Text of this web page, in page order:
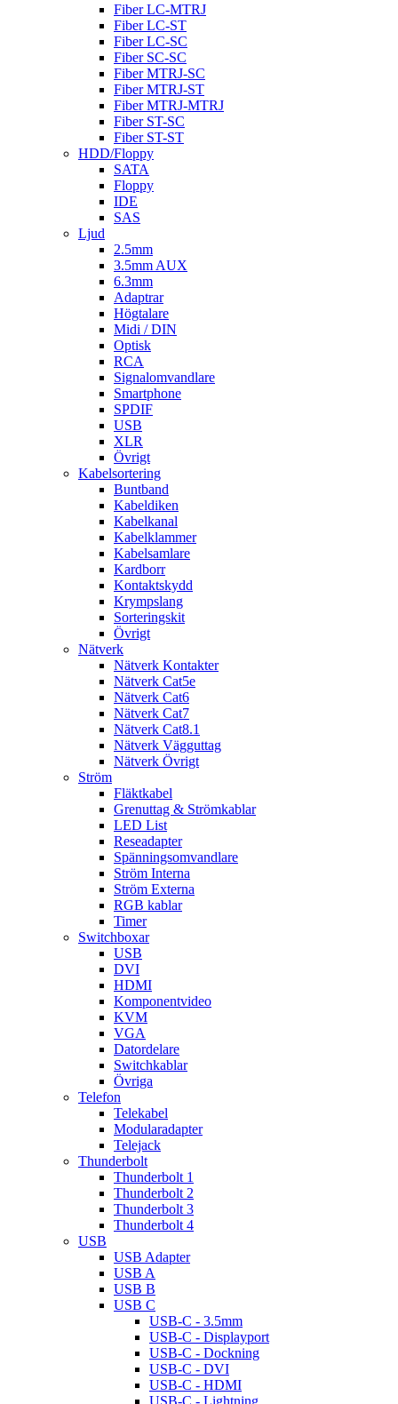
Fiber LC-MTRJ
Fiber LC-ST
Fiber LC-SC
Fiber SC-SC
Fiber MTRJ-SC
Fiber MTRJ-ST
Fiber MTRJ-MTRJ
Fiber ST-SC
Fiber ST-ST
HDD/Floppy
SATA
Floppy
IDE
SAS
Ljud
2.5mm
3.5mm AUX
6.3mm
Adaptrar
Högtalare
Midi / DIN
Optisk
RCA
Signalomvandlare
Smartphone
SPDIF
USB
XLR
Övrigt
Kabelsortering
Buntband
Kabeldiken
Kabelkanal
Kabelklammer
Kabelsamlare
Kardborr
Kontaktskydd
Krympslang
Sorteringskit
Övrigt
Nätverk
Nätverk Kontakter
Nätverk Cat5e
Nätverk Cat6
Nätverk Cat7
Nätverk Cat8.1
Nätverk Vägguttag
Nätverk Övrigt
Ström
Fläktkabel
Grenuttag & Strömkablar
LED List
Reseadapter
Spänningsomvandlare
Ström Interna
Ström Externa
RGB kablar
Timer
Switchboxar
USB
DVI
HDMI
Komponentvideo
KVM
VGA
Datordelare
Switchkablar
Övriga
Telefon
Telekabel
Modularadapter
Telejack
Thunderbolt
Thunderbolt 1
Thunderbolt 2
Thunderbolt 3
Thunderbolt 4
USB
USB Adapter
USB A
USB B
USB C
USB-C - 3.5mm
USB-C - Displayport
USB-C - Dockning
USB-C - DVI
USB-C - HDMI
USB-C - Lightning